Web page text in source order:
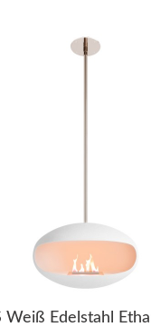
Weiß Edelstahl